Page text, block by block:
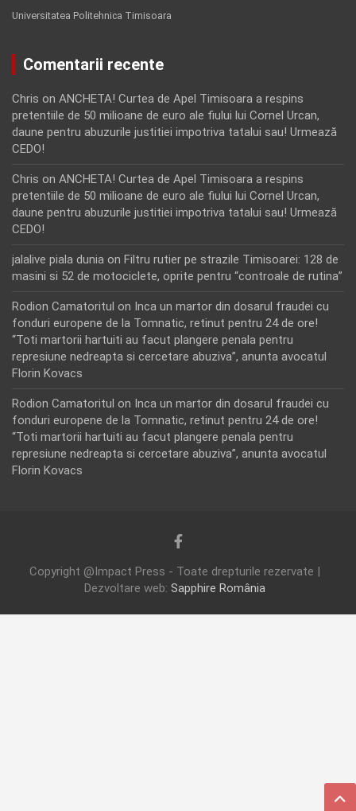
Universitatea Politehnica Timisoara
Comentarii recente
Chris on ANCHETA! Curtea de Apel Timisoara a respins
pretentiile de 50 milioane de euro ale fiului lui Cornel Urcan,
daune pentru abuzurile justitiei impotriva tatalui sau! Urmează
CEDO!
Chris on ANCHETA! Curtea de Apel Timisoara a respins
pretentiile de 50 milioane de euro ale fiului lui Cornel Urcan,
daune pentru abuzurile justitiei impotriva tatalui sau! Urmează
CEDO!
jalalive piala dunia on Filtru rutier pe strazile Timisoarei: 128 de
masini si 52 de motociclete, oprite pentru “controale de rutina”
Rodion Camatoritul on Inca un martor din dosarul fraudei cu
fonduri europene de la Tomnatic, retinut pentru 24 de ore!
“Toti martorii hartuiti au facut plangere penala pentru
represiune nedreapta si cercetare abuziva”, anunta avocatul
Florin Kovacs
Rodion Camatoritul on Inca un martor din dosarul fraudei cu
fonduri europene de la Tomnatic, retinut pentru 24 de ore!
“Toti martorii hartuiti au facut plangere penala pentru
represiune nedreapta si cercetare abuziva”, anunta avocatul
Florin Kovacs
Copyright @Impact Press - Toate drepturile rezervate |
Dezvoltare web: Sapphire România